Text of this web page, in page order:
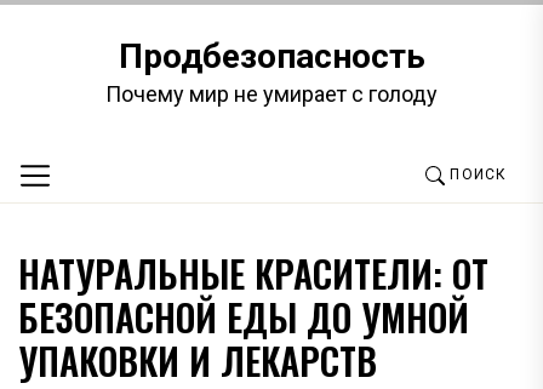
содержимомуПродбезопасность
Почему мир не умирает с голоду
ПОИСК
НАТУРАЛЬНЫЕ КРАСИТЕЛИ: ОТ
БЕЗОПАСНОЙ ЕДЫ ДО УМНОЙ
УПАКОВКИ И ЛЕКАРСТВ